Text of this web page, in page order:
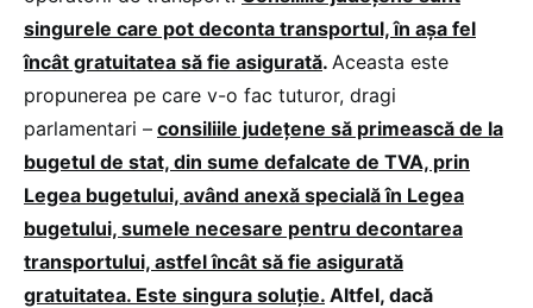
singurele care pot deconta transportul, în aşa fel
încât gratuitatea să fie asigurată. Aceasta este
propunerea pe care v-o fac tuturor, dragi
parlamentari – consiliile judeţene să primească de la
bugetul de stat, din sume defalcate de TVA, prin
Legea bugetului, având anexă specială în Legea
bugetului, sumele necesare pentru decontarea
transportului, astfel încât să fie asigurată
gratuitatea. Este singura soluţie. Altfel, dacă